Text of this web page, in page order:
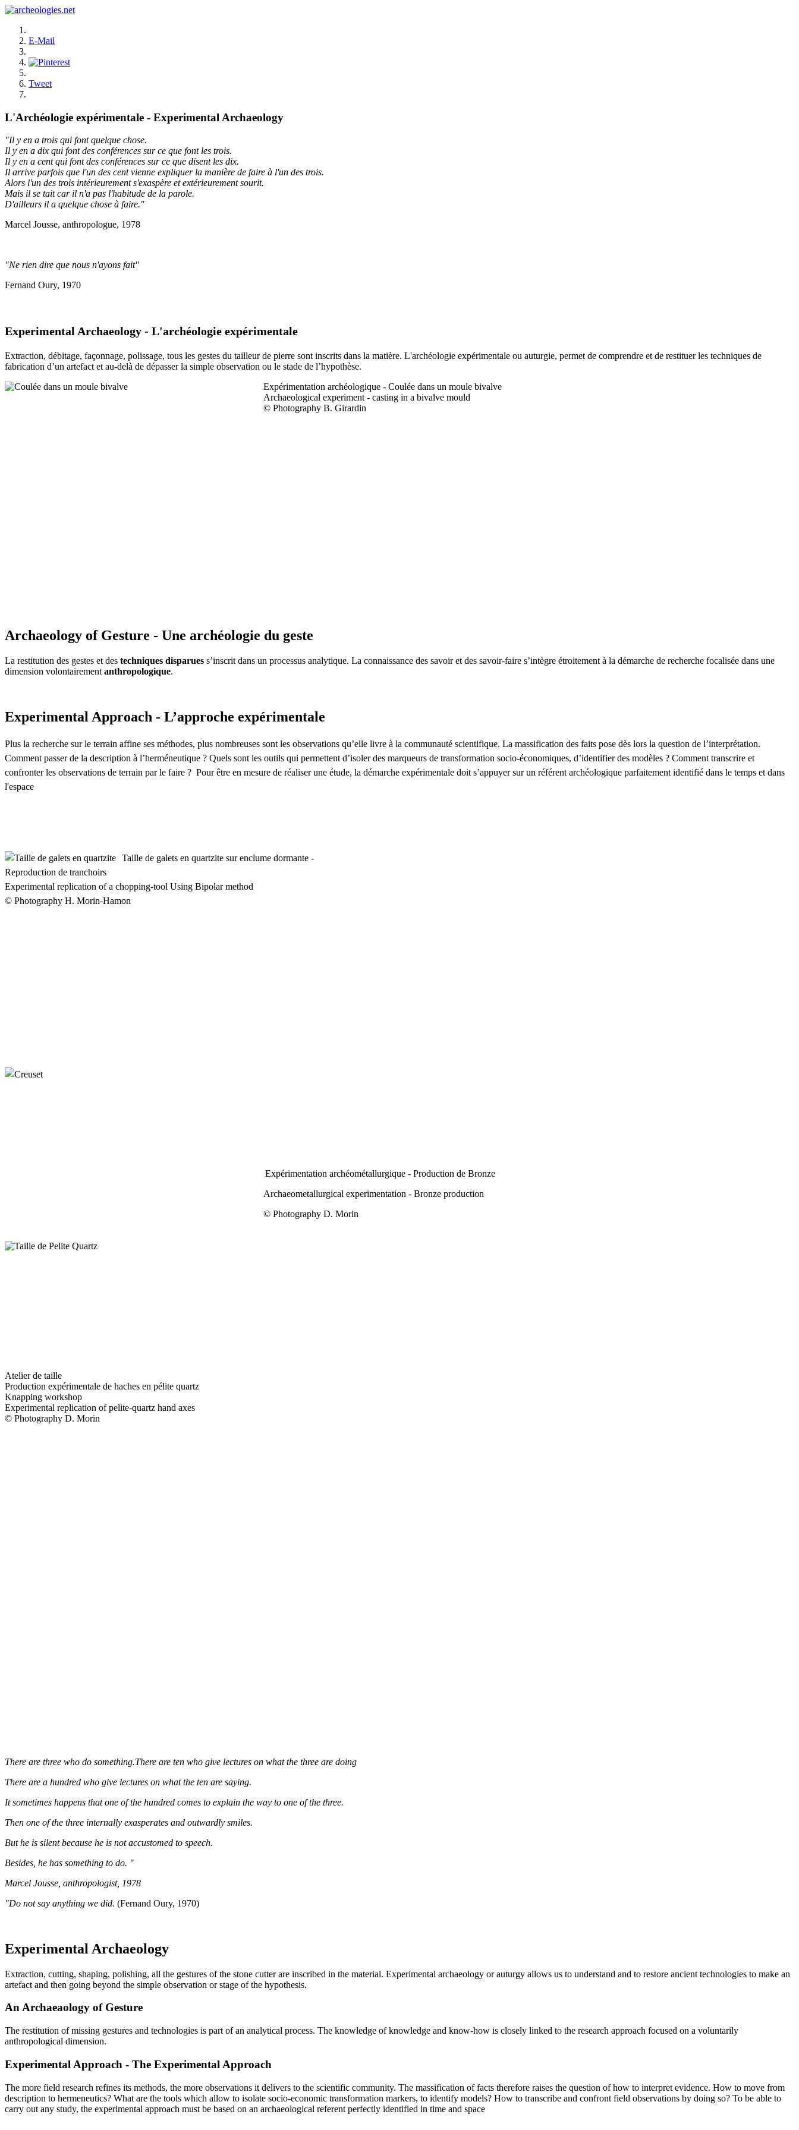
E-Mail
Tweet
L'Archéologie expérimentale - Experimental Archaeology
"Il y en a trois qui font quelque chose.
Il y en a dix qui font des conférences sur ce que font les trois.
Il y en a cent qui font des conférences sur ce que disent les dix.
Il arrive parfois que l'un des cent vienne expliquer la manière de faire à l'un des trois.
Alors l'un des trois intérieurement s'exaspère et extérieurement sourit.
Mais il se tait car il n'a pas l'habitude de la parole.
D'ailleurs il a quelque chose à faire."
Marcel Jousse, anthropologue, 1978
"Ne rien dire que nous n'ayons fait"
Fernand Oury, 1970
Experimental Archaeology - L'archéologie expérimentale
Extraction, débitage, façonnage, polissage, tous les gestes du tailleur de pierre sont inscrits dans la matière. L'archéologie expérimentale ou auturgie, permet de comprendre et de restituer les techniques de
fabrication d’un artefact et au-delà de dépasser la simple observation ou le stade de l’hypothèse.
Expérimentation archéologique - Coulée dans un moule bivalve
Archaeological experiment - casting in a bivalve mould
© Photography B. Girardin
Archaeology of Gesture - Une archéologie du geste
La restitution des gestes et des techniques disparues s’inscrit dans un processus analytique. La connaissance des savoir et des savoir-faire s’intègre étroitement à la démarche de recherche focalisée dans une
dimension volontairement anthropologique.
Experimental Approach - L’approche expérimentale
Plus la recherche sur le terrain affine ses méthodes, plus nombreuses sont les observations qu’elle livre à la communauté scientifique. La massification des faits pose dès lors la question de l’interprétation.
Comment passer de la description à l’herméneutique ? Quels sont les outils qui permettent d’isoler des marqueurs de transformation socio-économiques, d’identifier des modèles ? Comment transcrire et
confronter les observations de terrain par le faire ? Pour être en mesure de réaliser une étude, la démarche expérimentale doit s’appuyer sur un référent archéologique parfaitement identifié dans le temps et dans
l'espace
Taille de galets en quartzite sur enclume dormante -
Reproduction de tranchoirs
Experimental replication of a chopping-tool Using Bipolar method
© Photography H. Morin-Hamon
Expérimentation archéométallurgique - Production de Bronze
Archaeometallurgical experimentation - Bronze production
© Photography D. Morin
Atelier de taille
Production expérimentale de haches en pélite quartz
Knapping workshop
Experimental replication of pelite-quartz hand axes
© Photography D. Morin
There are three who do something.There are ten who give lectures on what the three are doing
There are a hundred who give lectures on what the ten are saying.
It sometimes happens that one of the hundred comes to explain the way to one of the three.
Then one of the three internally exasperates and outwardly smiles.
But he is silent because he is not accustomed to speech.
Besides, he has something to do. "
Marcel Jousse, anthropologist, 1978
"Do not say anything we did. (Fernand Oury, 1970)
Experimental Archaeology
Extraction, cutting, shaping, polishing, all the gestures of the stone cutter are inscribed in the material. Experimental archaeology or auturgy allows us to understand and to restore ancient technologies to make an
artefact and then going beyond the simple observation or stage of the hypothesis.
An Archaeaology of Gesture
The restitution of missing gestures and technologies is part of an analytical process. The knowledge of knowledge and know-how is closely linked to the research approach focused on a voluntarily
anthropological dimension.
Experimental Approach - The Experimental Approach
The more field research refines its methods, the more observations it delivers to the scientific community. The massification of facts therefore raises the question of how to interpret evidence. How to move from
description to hermeneutics? What are the tools which allow to isolate socio-economic transformation markers, to identify models? How to transcribe and confront field observations by doing so? To be able to
carry out any study, the experimental approach must be based on an archaeological referent perfectly identified in time and space